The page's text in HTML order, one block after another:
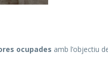
ocupades amb l’objectiu